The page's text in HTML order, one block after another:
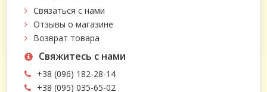
Связаться с нами
Отзывы о магазине
Возврат товара
Свяжитесь с нами
+38 (096) 182-28-14
+38 (095) 035-65-02